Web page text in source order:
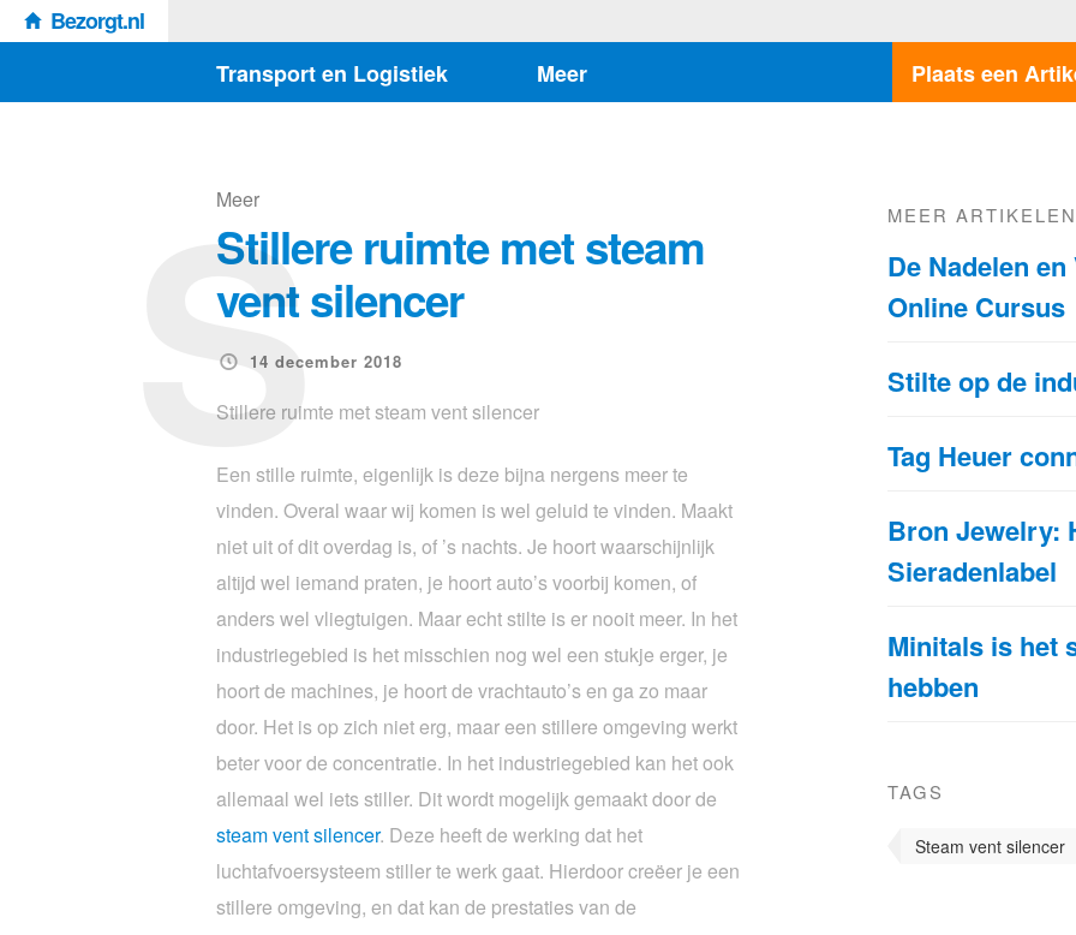
Bezorgt.nl
Transport en Logistiek
Meer Plaats een
Meer
Stillere ruimte met steam
vent silencer
14 december 2018
S
Stillere ruimte met steam vent silencer
Een stille ruimte, eigenlijk is deze bijna nergens meer te
vinden. Overal waar wij komen is wel geluid te vinden. Maakt
niet uit of dit overdag is, of ’s nachts. Je hoort waarschijnlijk
altijd wel iemand praten, je hoort auto’s voorbij komen, of
anders wel vliegtuigen. Maar echt stilte is er nooit meer. In het
industriegebied is het misschien nog wel een stukje erger, je
hoort de machines, je hoort de vrachtauto’s en ga zo maar
door. Het is op zich niet erg, maar een stillere omgeving werkt
beter voor de concentratie. In het industriegebied kan het ook
allemaal wel iets stiller. Dit wordt mogelijk gemaakt door de
steam vent silencer. Deze heeft de werking dat het
luchtafvoersysteem stiller te werk gaat. Hierdoor creëer je een
stillere omgeving, en dat kan de prestaties van de
MEER ARTIKELEN
De Nadelen
Online Cursus
Stilte op de
Tag Heuer
Bron Jewelry:
Sieradenlabel
Minitals is het
hebben
TAGS
Steam vent silencer